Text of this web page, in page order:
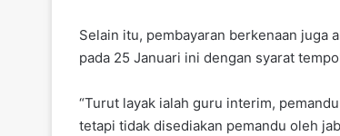
Selain itu, pembayaran berkenaan juga
pada 25 Januari ini dengan syarat
“Turut layak ialah guru interim,
tetapi tidak disediakan pemandu oleh